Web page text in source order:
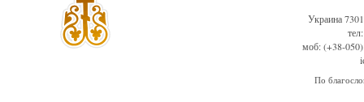
Украина
моб: (+38-
По